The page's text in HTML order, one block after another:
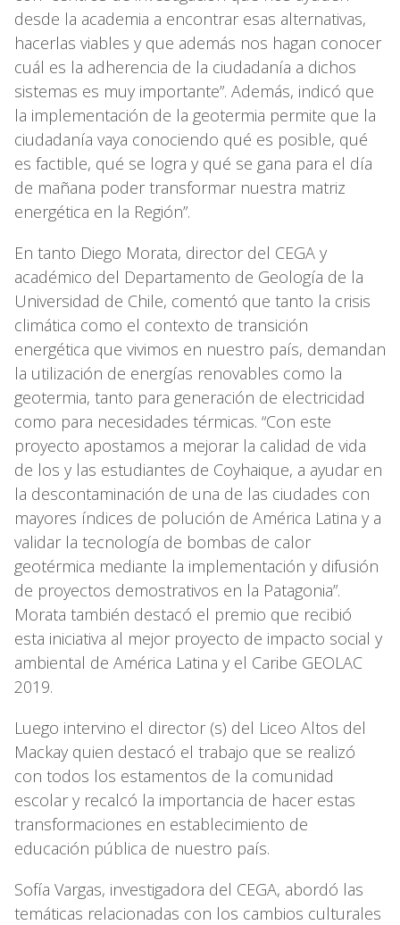
desde la academia a encontrar esas alternativas,
hacerlas viables y que además nos hagan conocer
cuál es la adherencia de la ciudadanía a dichos
sistemas es muy importante”. Además, indicó que
la implementación de la geotermia permite que la
ciudadanía vaya conociendo qué es posible, qué
es factible, qué se logra y qué se gana para el día
de mañana poder transformar nuestra matriz
energética en la Región”.
En tanto Diego Morata, director del CEGA y
académico del Departamento de Geología de la
Universidad de Chile, comentó que tanto la crisis
climática como el contexto de transición
energética que vivimos en nuestro país, demandan
la utilización de energías renovables como la
geotermia, tanto para generación de electricidad
como para necesidades térmicas. “Con este
proyecto apostamos a mejorar la calidad de vida
de los y las estudiantes de Coyhaique, a ayudar en
la descontaminación de una de las ciudades con
mayores índices de polución de América Latina y a
validar la tecnología de bombas de calor
geotérmica mediante la implementación y difusión
de proyectos demostrativos en la Patagonia”.
Morata también destacó el premio que recibió
esta iniciativa al mejor proyecto de impacto social y
ambiental de América Latina y el Caribe GEOLAC
2019.
Luego intervino el director (s) del Liceo Altos del
Mackay quien destacó el trabajo que se realizó
con todos los estamentos de la comunidad
escolar y recalcó la importancia de hacer estas
transformaciones en establecimiento de
educación pública de nuestro país.
Sofía Vargas, investigadora del CEGA, abordó las
temáticas relacionadas con los cambios culturales